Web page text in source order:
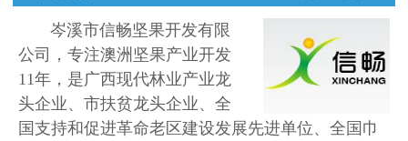
岑溪市信畅坚果开发有限
公司，专注澳洲坚果产业开发
11年，是广西现代林业产业龙
头企业、市扶贫龙头企业、全
国支持和促进革命老区建设发展先进单位、全国巾